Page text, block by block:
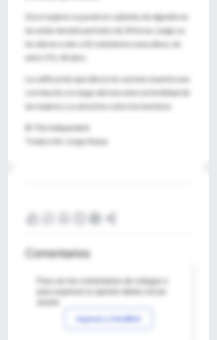
Doce mujeres se pusieron cojinetes de algodón en
las axilas durante periodos de 24 horas. Luego se
les dieron a oler a 42 voluntarios masculinos, de
entre 19 y 34 años.
La calificación que dieron los varones muestra una
correlación a lo largo del mes entre la fertilidad de
las mujeres y su atractivo sobre los hombres.
© The Independent
Traducción: Jorge Anaya
Comentarios
Para ver los comentarios de colegas o
Ingresar a IntraMed